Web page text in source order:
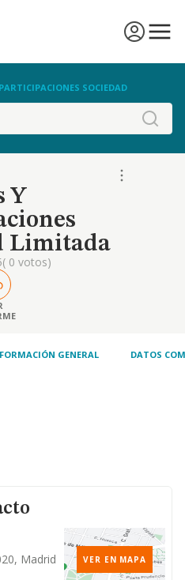
SOCIEDAD
Y
Limitada
( 0 votos)
GENERAL DATOS
Madrid
VER EN MAPA